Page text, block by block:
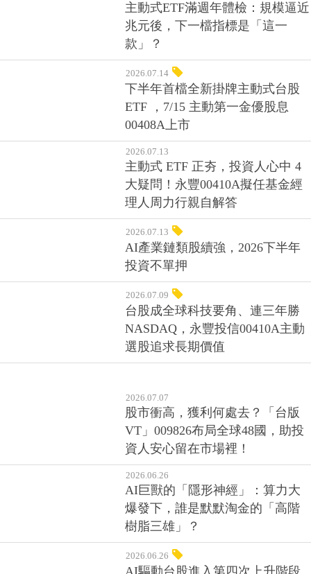
主動式ETF滿週年體檢：規模逼近
兆元後，下一檔指標是「這一
款」？
2026.07.14
下半年首檔全新掛牌主動式台股
ETF ，7/15 主動第一金優股息
00408A上市
2026.07.13
主動式 ETF 正夯，投資人心中 4
大疑問！永豐00410A擬任基金經
理人周力行親自解答
2026.07.13
AI產業鏈類股續強，2026下半年
投資不單押
2026.07.09
台股成全球科技要角、連三年勝
NASDAQ，永豐投信00410A主動
選股追求長期價值
2026.07.07
股市衝高，獲利何處去？「台版
VT」009826布局全球48國，助投
資人安心留在市場裡！
2026.06.26
AI巨獸的「隱形神經」：算力大
爆發下，誰是默默淘金的「高階
樹脂三雄」？
2026.06.26
AI驅動台股進入第四次上升階段